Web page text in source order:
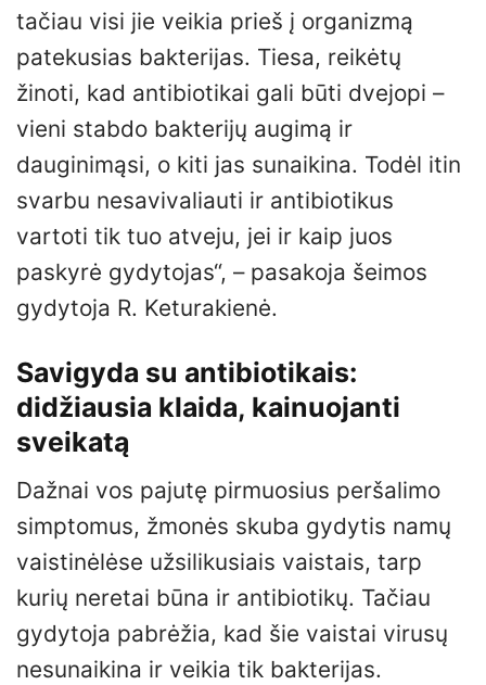
tačiau visi jie veikia prieš į organizmą
patekusias bakterijas. Tiesa, reikėtų
žinoti, kad antibiotikai gali būti dvejopi –
vieni stabdo bakterijų augimą ir
dauginimąsi, o kiti jas sunaikina. Todėl itin
svarbu nesavivaliauti ir antibiotikus
vartoti tik tuo atveju, jei ir kaip juos
paskyrė gydytojas“, – pasakoja šeimos
gydytoja R. Keturakienė.
Savigyda su antibiotikais:
didžiausia klaida, kainuojanti
sveikatą
Dažnai vos pajutę pirmuosius peršalimo
simptomus, žmonės skuba gydytis namų
vaistinėlėse užsilikusiais vaistais, tarp
kurių neretai būna ir antibiotikų. Tačiau
gydytoja pabrėžia, kad šie vaistai virusų
nesunaikina ir veikia tik bakterijas.